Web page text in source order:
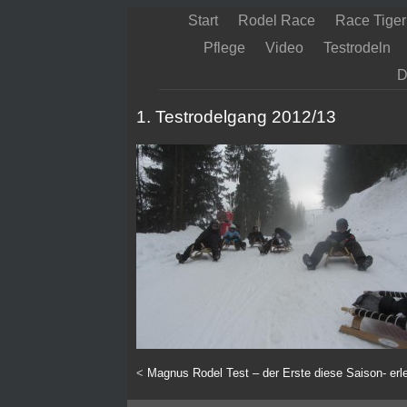
Start Rodel Race
Race Tiger
Pflege
Video
Testrodeln
1. Testrodelgang 2012/13
< Magnus Rodel Test – der Erste diese Saison-